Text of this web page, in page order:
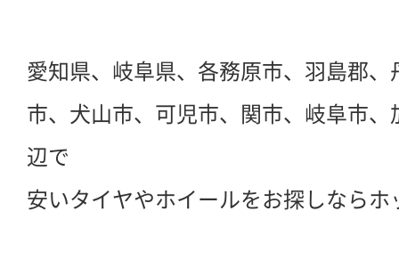
愛知県、岐阜県、各務原市、羽島郡
市、犬山市、可児市、関市、岐阜市
辺で
安いタイヤやホイールをお探しなら